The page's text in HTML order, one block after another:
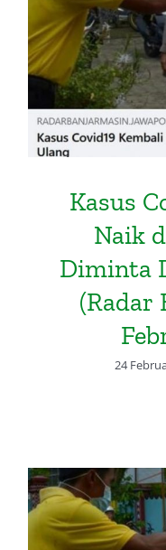
Kasus
Kalsel,
Kembali
Kasus
Naik
Diminta
(Radar
24